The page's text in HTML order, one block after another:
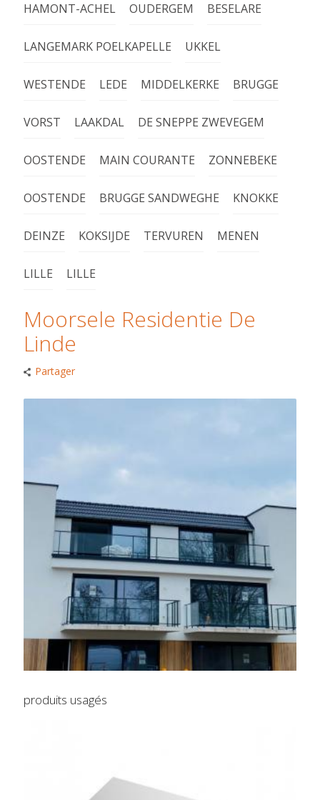
HAMONT-ACHEL OUDERGEM BESELARE
LANGEMARK POELKAPELLE UKKEL
WESTENDE LEDE MIDDELKERKE BRUGGE
VORST LAAKDAL DE SNEPPE ZWEVEGEM
OOSTENDE MAIN COURANTE ZONNEBEKE
OOSTENDE BRUGGE SANDWEGHE KNOKKE
DEINZE KOKSIJDE TERVUREN MENEN
LILLE LILLE
Moorsele Residentie De
Linde
Partager
produits usagés